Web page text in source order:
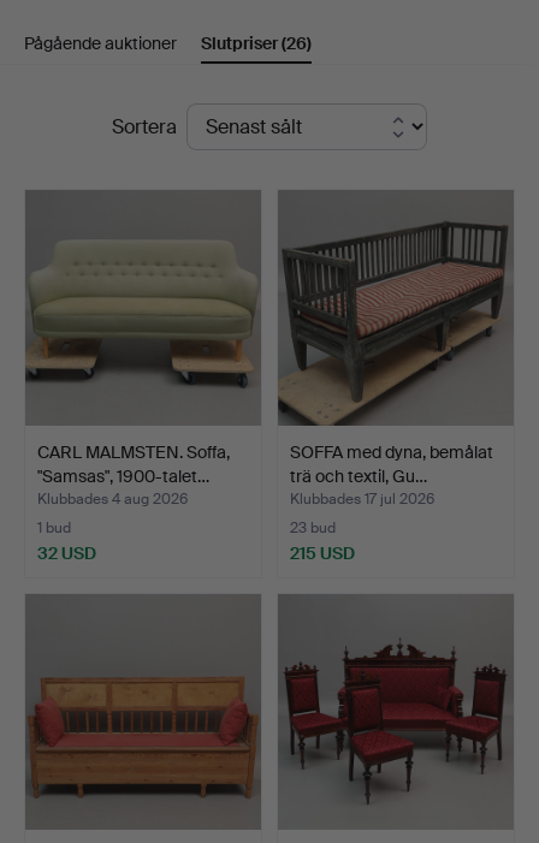
på
Auktioner
Pågående auktioner Slutpriser(26)
SlutpriserSortera
CARL MALMSTEN. Soffa,
"Samsas", 1900-talet…
Klubbades 4 aug 2026
1 bud
32 USD
SOFFA med dyna, bemålat
trä och textil, Gu…
Klubbades 17 jul 2026
23 bud
215 USD